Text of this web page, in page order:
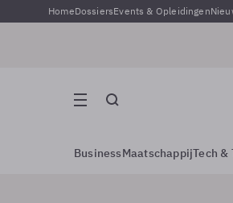
HomeDossiersEvents & Opleidingen
BusinessMaatschappijTech &